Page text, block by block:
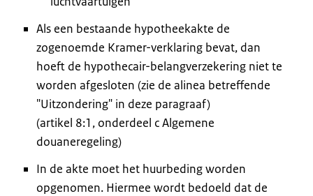
Als een bestaande hypotheekakte de
zogenoemde Kramer-verklaring bevat, dan
hoeft de hypothecair-belangverzekering niet te
worden afgesloten (zie de alinea betreffende
"Uitzondering" in deze paragraaf)
(artikel 8:1, onderdeel c Algemene
douaneregeling)
In de akte moet het huurbeding worden
opgenomen. Hiermee wordt bedoeld dat de